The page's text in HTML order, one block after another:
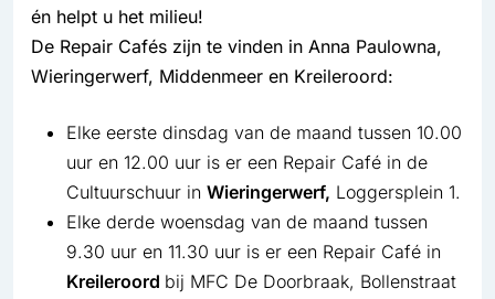
én helpt u het milieu!
De Repair Cafés zijn te vinden in Anna Paulowna,
Wieringerwerf, Middenmeer en Kreileroord:
Elke eerste dinsdag van de maand tussen 10.00
uur en 12.00 uur is er een Repair Café in de
Cultuurschuur in Wieringerwerf, Loggersplein 1.
Elke derde woensdag van de maand tussen
9.30 uur en 11.30 uur is er een Repair Café in
Kreileroord bij MFC De Doorbraak, Bollenstraat